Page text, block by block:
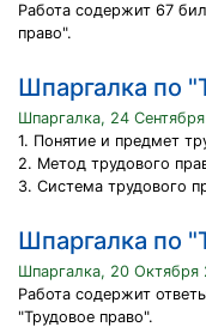
Работа содержит 67
право".
Шпаргалка по
Шпаргалка, 24
1. Понятие и предмет
2. Метод трудового
3. Система трудового
Шпаргалка по
Шпаргалка, 20 Октября
Работа содержит
"Трудовое право".